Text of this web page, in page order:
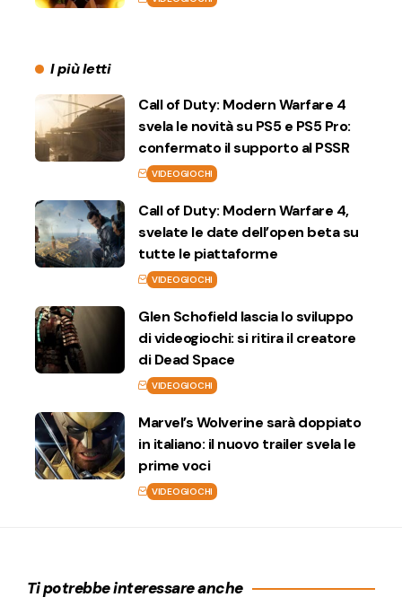
I più letti
Call of Duty: Modern Warfare 4
svela le novità su PS5 e PS5 Pro:
confermato il supporto al PSSR
VIDEOGIOCHI
Call of Duty: Modern Warfare 4,
svelate le date dell’open beta su
tutte le piattaforme
VIDEOGIOCHI
Glen Schofield lascia lo sviluppo
di videogiochi: si ritira il creatore
di Dead Space
VIDEOGIOCHI
Marvel’s Wolverine sarà doppiato
in italiano: il nuovo trailer svela le
prime voci
VIDEOGIOCHI
Ti potrebbe interessare anche